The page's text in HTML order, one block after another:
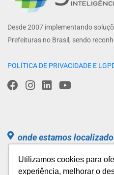
Utilizamos cookies para
experiência, melhorar o
Desde 2007 implementando
Prefeituras no Brasil, sendo
POLÍTICA DE PRIVACIDADE E
onde estamos
Parque Tecnológico de
Estrada Dr Altino